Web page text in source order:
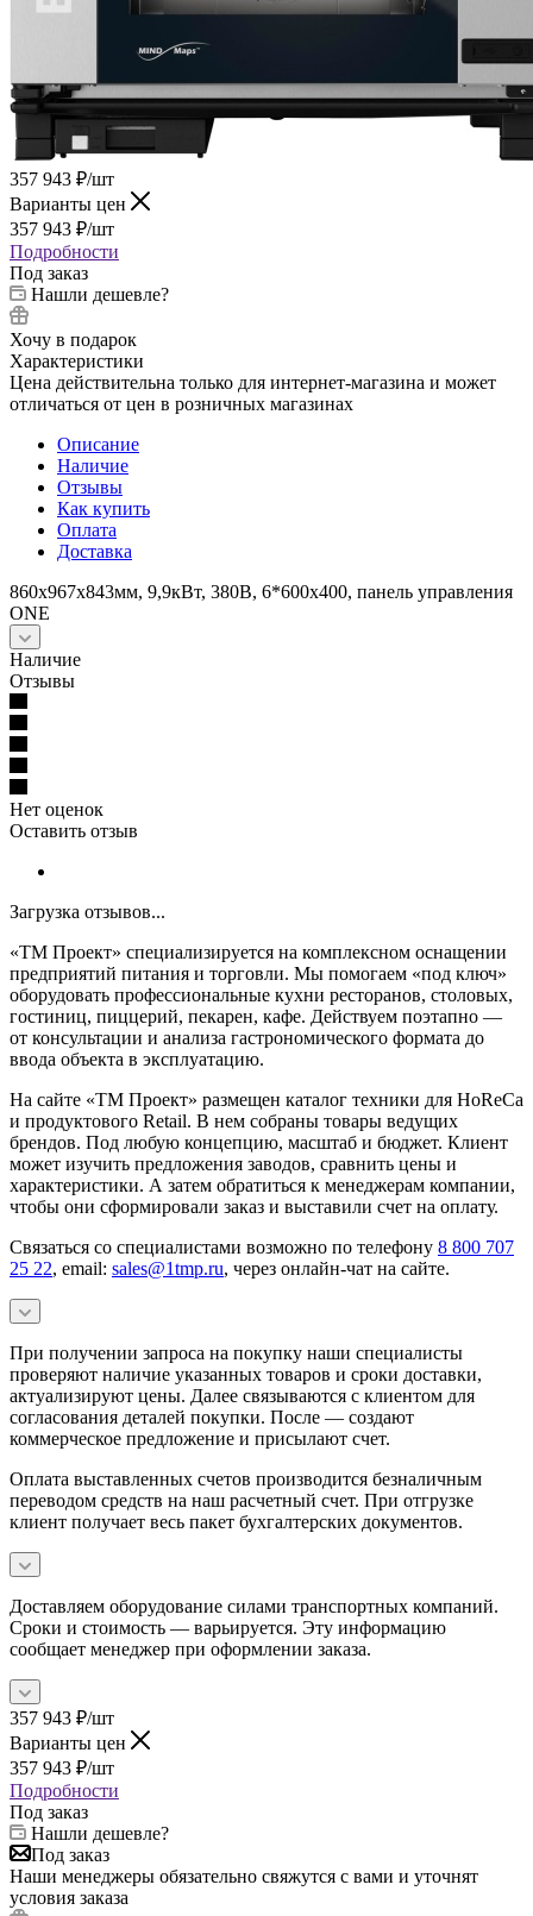
357 943 ₽/шт
Варианты цен
357 943 ₽/шт
Подробности
Под заказ
Нашли дешевле?
Хочу в подарок
Характеристики
Цена действительна только для интернет-магазина и может
отличаться от цен в розничных магазинах
Описание
Наличие
Отзывы
Как купить
Оплата
Доставка
860x967x843мм, 9,9кВт, 380В, 6*600х400, панель управления
ONE
Наличие
Отзывы
Нет оценок
Оставить отзыв
Загрузка отзывов...
«ТМ Проект» специализируется на комплексном оснащении
предприятий питания и торговли. Мы помогаем «под ключ»
оборудовать профессиональные кухни ресторанов, столовых,
гостиниц, пиццерий, пекарен, кафе. Действуем поэтапно —
от консультации и анализа гастрономического формата до
ввода объекта в эксплуатацию.
На сайте «ТМ Проект» размещен каталог техники для HoReCa
и продуктового Retail. В нем собраны товары ведущих
брендов. Под любую концепцию, масштаб и бюджет. Клиент
может изучить предложения заводов, сравнить цены и
характеристики. А затем обратиться к менеджерам компании,
чтобы они сформировали заказ и выставили счет на оплату.
Связаться со специалистами возможно по телефону 8 800 707
25 22, email: sales@1tmp.ru, через онлайн-чат на сайте.
При получении запроса на покупку наши специалисты
проверяют наличие указанных товаров и сроки доставки,
актуализируют цены. Далее связываются с клиентом для
согласования деталей покупки. После — создают
коммерческое предложение и присылают счет.
Оплата выставленных счетов производится безналичным
переводом средств на наш расчетный счет. При отгрузке
клиент получает весь пакет бухгалтерских документов.
Доставляем оборудование силами транспортных компаний.
Сроки и стоимость — варьируется. Эту информацию
сообщает менеджер при оформлении заказа.
357 943 ₽/шт
Варианты цен
357 943 ₽/шт
Подробности
Под заказ
Нашли дешевле?
Под заказ
Наши менеджеры обязательно свяжутся с вами и уточнят
условия заказа